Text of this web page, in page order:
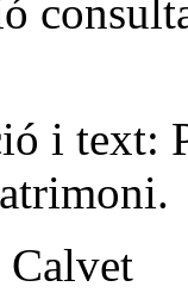
i text:
Calvet